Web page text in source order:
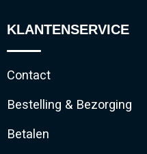
KLANTENSERVICE
Contact
Bestelling & Bezorging
Betalen